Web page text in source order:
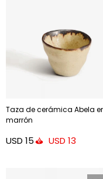
Taza de cerámica Abela
marrón
USD 15 USD 13